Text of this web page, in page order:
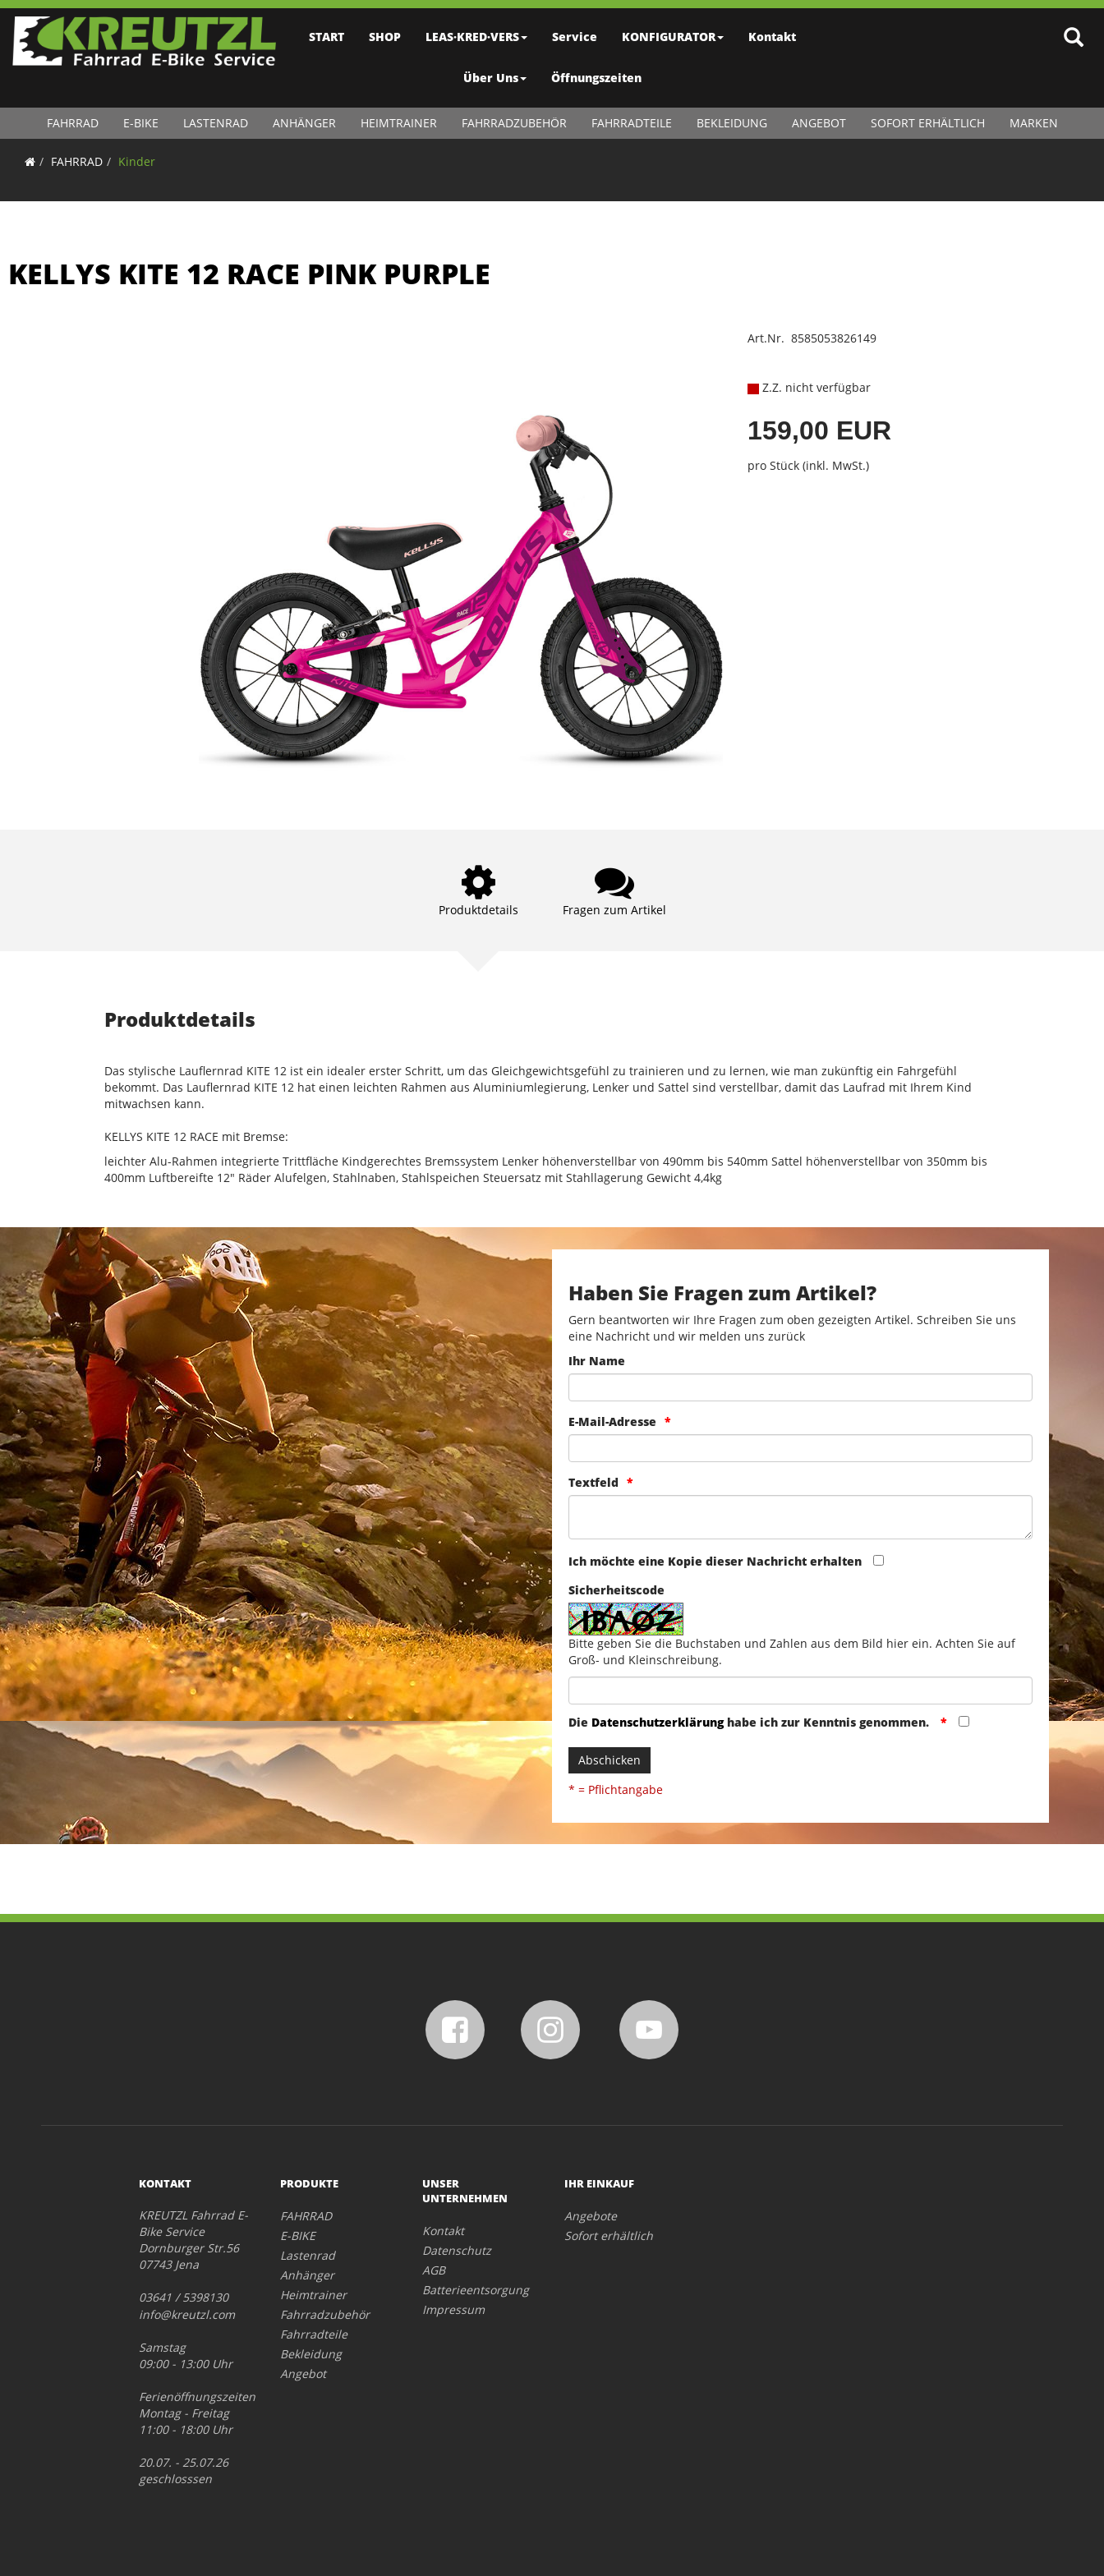
START SHOP LEAS·KRED·VERS Service KONFIGURATOR Kontakt
Über Uns Öffnungszeiten
FAHRRAD E-BIKE LASTENRAD ANHÄNGER HEIMTRAINER FAHRRADZUBEHÖR FAHRRADTEILE BEKLEIDUNG ANGEBOT SOFORT ERHÄLTLICH MARKEN
FAHRRAD Kinder
KELLYS KITE 12 RACE PINK PURPLE
Art.Nr. 8585053826149
Z.Z. nicht verfügbar
159,00 EUR
pro Stück (inkl. MwSt.)
Produktdetails Fragen zum Artikel
Produktdetails
Das stylische Lauflernrad KITE 12 ist ein idealer erster Schritt, um das Gleichgewichtsgefühl zu trainieren und zu lernen, wie man zukünftig ein Fahrgefühl
bekommt. Das Lauflernrad KITE 12 hat einen leichten Rahmen aus Aluminiumlegierung, Lenker und Sattel sind verstellbar, damit das Laufrad mit Ihrem Kind
mitwachsen kann.
KELLYS KITE 12 RACE mit Bremse:
leichter Alu-Rahmen integrierte Trittfläche Kindgerechtes Bremssystem Lenker höhenverstellbar von 490mm bis 540mm Sattel höhenverstellbar von 350mm bis
400mm Luftbereifte 12" Räder Alufelgen, Stahlnaben, Stahlspeichen Steuersatz mit Stahllagerung Gewicht 4,4kg
Haben Sie Fragen zum Artikel?
Gern beantworten wir Ihre Fragen zum oben gezeigten Artikel. Schreiben Sie uns
eine Nachricht und wir melden uns zurück
Ihr Name
E-Mail-Adresse
Textfeld
Ich möchte eine Kopie dieser Nachricht erhalten
Sicherheitscode
Bitte geben Sie die Buchstaben und Zahlen aus dem Bild hier ein. Achten Sie auf
Groß- und Kleinschreibung.
Die Datenschutzerklärunghabe ich zur Kenntnis genommen.
Abschicken
* = Pflichtangabe
KONTAKT
KREUTZL Fahrrad E-
Bike Service
Dornburger Str.56
07743 Jena
03641 / 5398130
info@kreutzl.com
Samstag
09:00 - 13:00 Uhr
Ferienöffnungszeiten
Montag - Freitag
11:00 - 18:00 Uhr
20.07. - 25.07.26
geschlosssen
PRODUKTE
FAHRRAD
E-BIKE
Lastenrad
Anhänger
Heimtrainer
Fahrradzubehör
Fahrradteile
Bekleidung
Angebot
UNSER
UNTERNEHMEN
Kontakt
Datenschutz
AGB
Batterieentsorgung
Impressum
IHR EINKAUF
Angebote
Sofort erhältlich